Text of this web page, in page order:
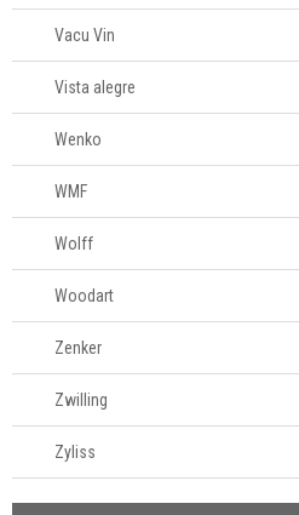
Vacu Vin
Vista alegre
Wenko
WMF
Wolff
Woodart
Zenker
Zwilling
Zyliss